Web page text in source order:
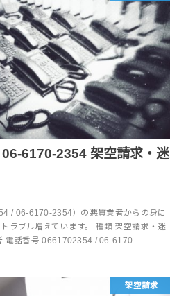
6170-2354 架空請求・迷
/ 06-6170-2354）の悪質業者からの身に
ラブル増えています。 種類 架空請求・迷
電話番号 0661702354 / 06-6170-…
架空請求